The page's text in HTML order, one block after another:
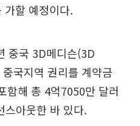
가할 예정이다.
중국 3D메디슨(3D
국지역 권리를 계약금
함해 총 4억7050만 달러
스아웃한 바 있다.